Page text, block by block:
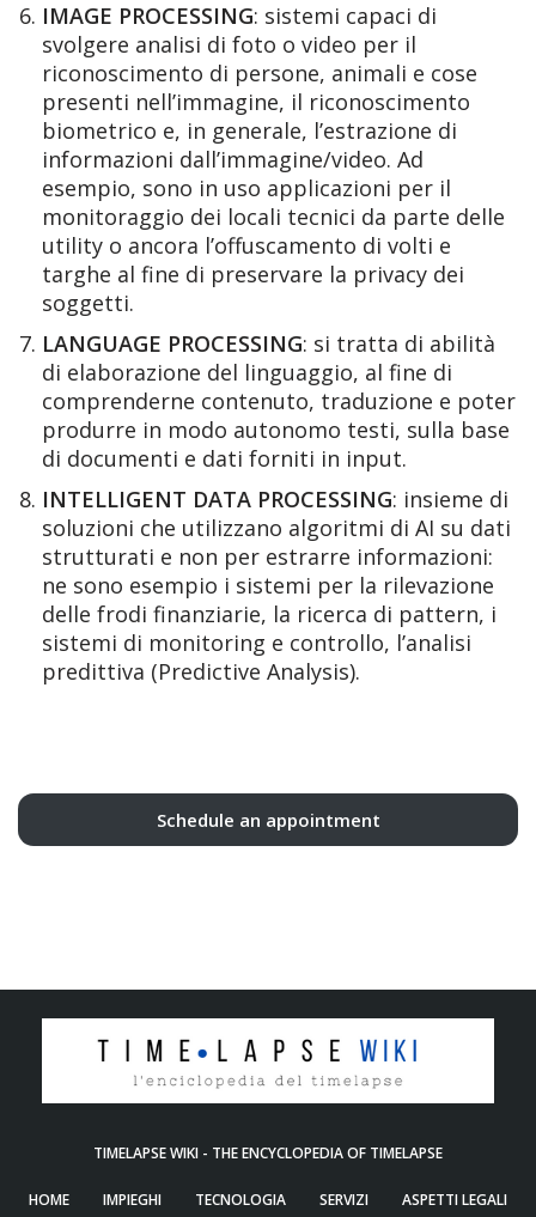
IMAGE PROCESSING: sistemi capaci di
svolgere analisi di foto o video per il
riconoscimento di persone, animali e cose
presenti nell’immagine, il riconoscimento
biometrico e, in generale, l’estrazione di
informazioni dall’immagine/video. Ad
esempio, sono in uso applicazioni per il
monitoraggio dei locali tecnici da parte delle
utility o ancora l’offuscamento di volti e
targhe al fine di preservare la privacy dei
soggetti.
LANGUAGE PROCESSING: si tratta di abilità
di elaborazione del linguaggio, al fine di
comprenderne contenuto, traduzione e poter
produrre in modo autonomo testi, sulla base
di documenti e dati forniti in input.
INTELLIGENT DATA PROCESSING: insieme di
soluzioni che utilizzano algoritmi di AI su dati
strutturati e non per estrarre informazioni:
ne sono esempio i sistemi per la rilevazione
delle frodi finanziarie, la ricerca di pattern, i
sistemi di monitoring e controllo, l’analisi
predittiva (Predictive Analysis).
Schedule an appointment
TIMELAPSE WIKI - THE ENCYCLOPEDIA OF TIMELAPSE
HOME IMPIEGHI TECNOLOGIA SERVIZI ASPETTI LEGALI